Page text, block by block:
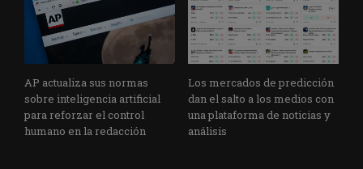
AP actualiza sus normas
sobre inteligencia artificial
para reforzar el control
humano en la redacción
Los mercados de predicción
dan el salto a los medios con
una plataforma de noticias y
análisis